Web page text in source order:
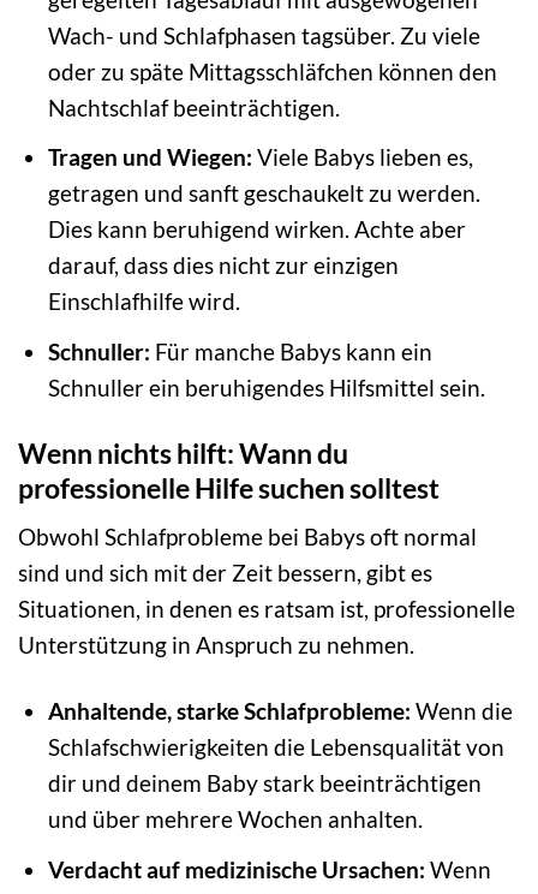
Wach- und Schlafphasen tagsüber. Zu viele
oder zu späte Mittagsschläfchen können den
Nachtschlaf beeinträchtigen.
Tragen und Wiegen: Viele Babys lieben es,
getragen und sanft geschaukelt zu werden.
Dies kann beruhigend wirken. Achte aber
darauf, dass dies nicht zur einzigen
Einschlafhilfe wird.
Schnuller: Für manche Babys kann ein
Schnuller ein beruhigendes Hilfsmittel sein.
Wenn nichts hilft: Wann du
professionelle Hilfe suchen solltest
Obwohl Schlafprobleme bei Babys oft normal
sind und sich mit der Zeit bessern, gibt es
Situationen, in denen es ratsam ist, professionelle
Unterstützung in Anspruch zu nehmen.
Anhaltende, starke Schlafprobleme: Wenn die
Schlafschwierigkeiten die Lebensqualität von
dir und deinem Baby stark beeinträchtigen
und über mehrere Wochen anhalten.
Verdacht auf medizinische Ursachen: Wenn